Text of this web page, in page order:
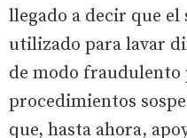
llegado a decir que el
utilizado para lavar
de modo
procedimientos
que, hasta ahora,